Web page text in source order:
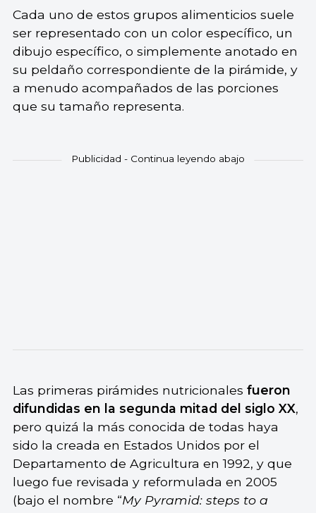
Cada uno de estos grupos alimenticios suele
ser representado con un color específico, un
dibujo específico, o simplemente anotado en
su peldaño correspondiente de la pirámide, y
a menudo acompañados de las porciones
que su tamaño representa.
Las primeras pirámides nutricionales fueron
difundidas en la segunda mitad del siglo XX,
pero quizá la más conocida de todas haya
sido la creada en Estados Unidos por el
Departamento de Agricultura en 1992, y que
luego fue revisada y reformulada en 2005
(bajo el nombre “My Pyramid: steps to a